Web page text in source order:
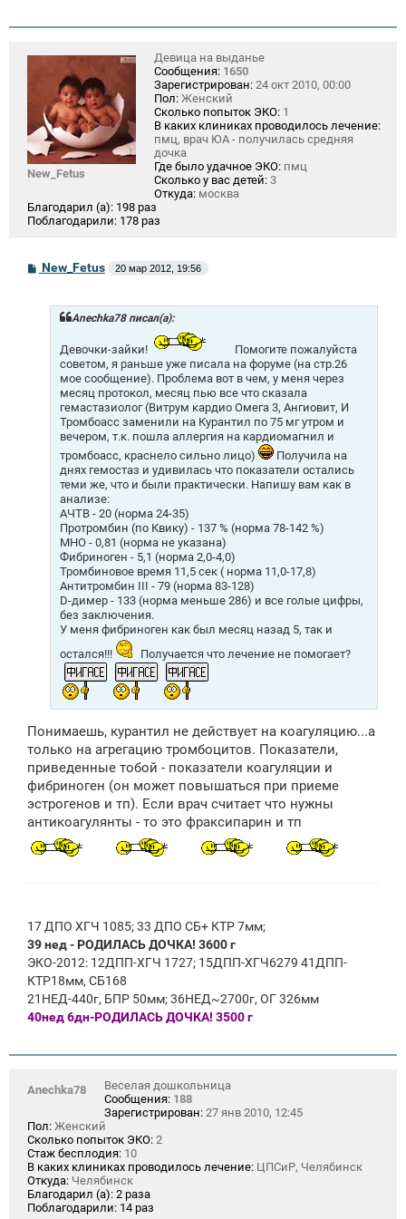
New_Fetus
Девица на выданье
Сообщения: 1650
Зарегистрирован: 24 окт 2010, 00:00
Пол: Женский
Сколько попыток ЭКО: 1
В каких клиниках проводилось лечение:
пмц, врач ЮА - получилась средняя
дочка
Где было удачное ЭКО: пмц
Сколько у вас детей: 3
Откуда: москва
Благодарил (а): 198 раз
Поблагодарили: 178 раз
С
о
New_Fetus 20 мар 2012, 19:56
Anechka78 писал(а):
Девочки-зайки!
Помогите пожалуйста
советом, я раньше уже писала на форуме (на стр.26
мое сообщение). Проблема вот в чем, у меня через
месяц протокол, месяц пью все что сказала
гемастазиолог (Витрум кардио Омега 3, Ангиовит, И
Тромбоасс заменили на Курантил по 75 мг утром и
вечером, т.к. пошла аллергия на кардиомагнил и
тромбоасс, краснело сильно лицо)
Получила на
днях гемостаз и удивилась что показатели остались
теми же, что и были практически. Напишу вам как в
анализе:
АЧТВ - 20 (норма 24-35)
Протромбин (по Квику) - 137 % (норма 78-142 %)
МНО - 0,81 (норма не указана)
Фибриноген - 5,1 (норма 2,0-4,0)
Тромбиновое время 11,5 сек ( норма 11,0-17,8)
Антитромбин III - 79 (норма 83-128)
D-димер - 133 (норма меньше 286) и все голые цифры,
без заключения.
У меня фибриноген как был месяц назад 5, так и
остался!!!
Получается что лечение не помогает?
Понимаешь, курантил не действует на коагуляцию...а
только на агрегацию тромбоцитов. Показатели,
приведенные тобой - показатели коагуляции и
фибриноген (он может повышаться при приеме
эстрогенов и тп). Если врач считает что нужны
антикоагулянты - то это фраксипарин и тп
17 ДПО ХГЧ 1085; 33 ДПО СБ+ КТР 7мм;
39 нед - РОДИЛАСЬ ДОЧКА! 3600 г
ЭКО-2012: 12ДПП-ХГЧ 1727; 15ДПП-ХГЧ6279 41ДПП-
КТР18мм, СБ168
21НЕД-440г, БПР 50мм; 36НЕД~2700г, ОГ 326мм
40нед 6дн-РОДИЛАСЬ ДОЧКА! 3500 г
Anechka78
Веселая дошкольница
Сообщения: 188
Зарегистрирован: 27 янв 2010, 12:45
Пол: Женский
Сколько попыток ЭКО: 2
Стаж бесплодия: 10
В каких клиниках проводилось лечение: ЦПСиР, Челябинск
Откуда: Челябинск
Благодарил (а): 2 раза
Поблагодарили: 14 раз